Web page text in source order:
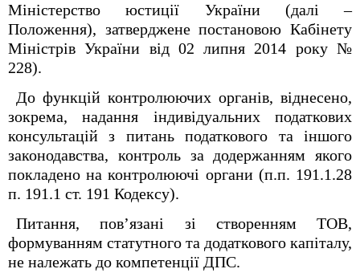
Міністерство юстиції України (далі –
Положення), затверджене постановою Кабінету
Міністрів України від 02 липня 2014 року №
228).
До функцій контролюючих органів, віднесено,
зокрема, надання індивідуальних податкових
консультацій з питань податкового та іншого
законодавства, контроль за додержанням якого
покладено на контролюючі органи (п.п. 191.1.28
п. 191.1 ст. 191 Кодексу).
Питання, пов’язані зі створенням ТОВ,
формуванням статутного та додаткового капіталу,
не належать до компетенції ДПС.